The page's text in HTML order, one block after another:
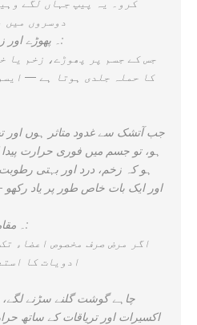
کرو۔ یہ پیپ جہاں لگے
دوسروں میں
۵۔ پھوڑے اور زخم والے محتاط رہیں:
جس کے جسم پر پھوڑے، زخم یا
کا حملہ جلدی ہوتا ہے —
جب آتشک سے غدود متاثر ہوں اور
ہو، تو جسم میں فوری حرارت پیدا
ہو کہ زخم، درد اور بہتی
اور ایک بات خاص طور پر یاد
۷۔ مقامی علاج بھی ضروری:
اگر مرض صرف مخصوص اعضاء
ادویات کا
چاہے گوشت گلنے سڑنے لگے،
اکسیرات اور تریاقات کے ساتھ